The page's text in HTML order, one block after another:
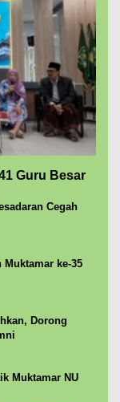
Guru Besar
Cegah
Muktamar ke-35
Dorong
Muktamar NU